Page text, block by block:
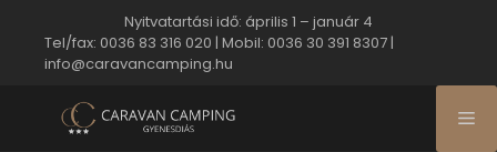
Nyitvatartási idő: április 1 – január 4
Tel/fax: 0036 83 316 020 | Mobil: 0036 30 391 8307|
info@caravancamping.hu